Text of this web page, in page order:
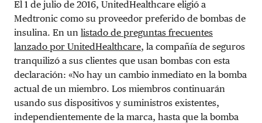
El 1 de julio de 2016, UnitedHealthcare eligió a
Medtronic como su proveedor preferido de bombas de
insulina. En un listado de preguntas frecuentes
lanzado por UnitedHealthcare, la compañía de seguros
tranquilizó a sus clientes que usan bombas con esta
declaración: «No hay un cambio inmediato en la bomba
actual de un miembro. Los miembros continuarán
usando sus dispositivos y suministros existentes,
independientemente de la marca, hasta que la bomba